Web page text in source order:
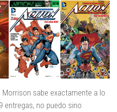
sabe exactamente a lo
entregas, no puedo sino